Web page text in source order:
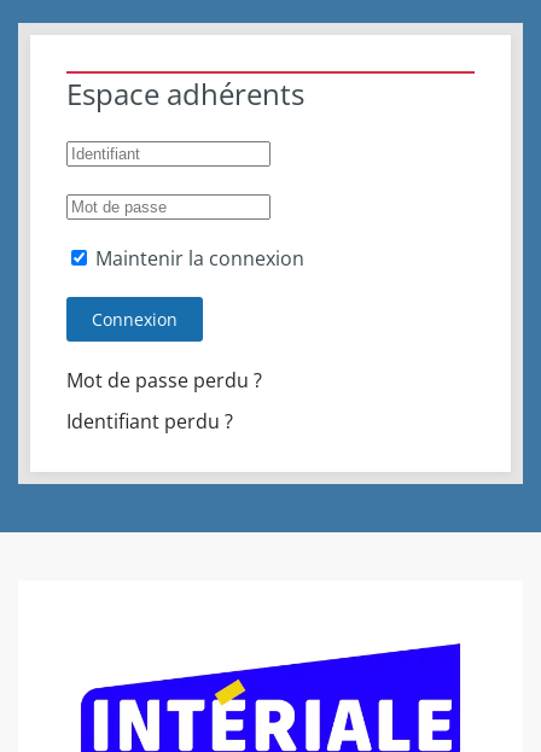
Espace adhérents
Maintenir la connexion
Connexion
Mot de passe perdu ?
Identifiant perdu ?